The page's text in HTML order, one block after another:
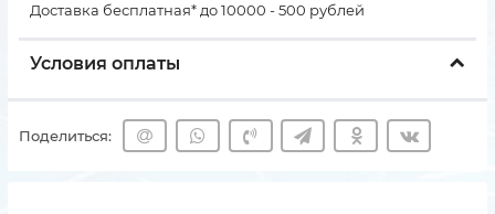
Доставка бесплатная* до 10000 - 500 рублей
Условия оплаты
Поделиться: